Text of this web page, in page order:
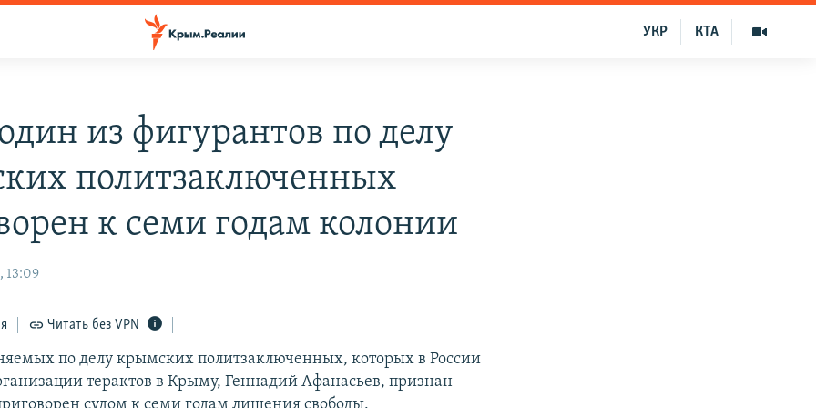
КТА
УКР
из фигурантов по делу
политзаключенных
к семи годам колонии
13:09
Читать без VPN
по делу крымских политзаключенных, которых в России
терактов в Крыму, Геннадий Афанасьев, признан